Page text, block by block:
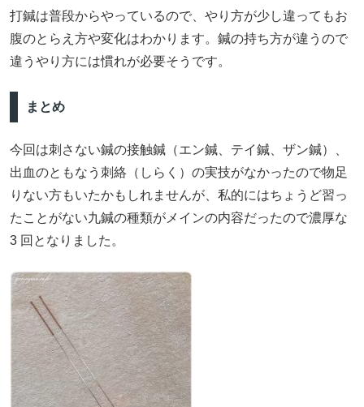
打鍼は普段からやっているので、やり方が少し違ってもお
腹のとらえ方や変化はわかります。鍼の持ち方が違うので
違うやり方には慣れが必要そうです。
まとめ
今回は刺さない鍼の接触鍼（エン鍼、テイ鍼、ザン鍼）、
出血のともなう刺絡（しらく）の実技がなかったので物足
りない方もいたかもしれませんが、私的にはちょうど習っ
たことがない九鍼の種類がメインの内容だったので濃厚な
3 回となりました。